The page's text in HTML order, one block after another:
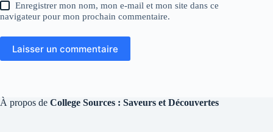
Enregistrer mon nom, mon e-mail et mon site dans ce
navigateur pour mon prochain commentaire.
Laisser un commentaire
À propos de College Sources : Saveurs et Découvertes